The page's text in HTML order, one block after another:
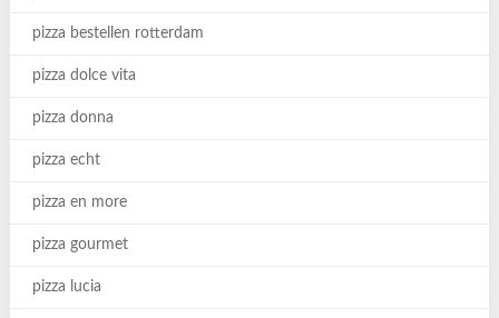
pizza bestellen rotterdam
pizza dolce vita
pizza donna
pizza echt
pizza en more
pizza gourmet
pizza lucia